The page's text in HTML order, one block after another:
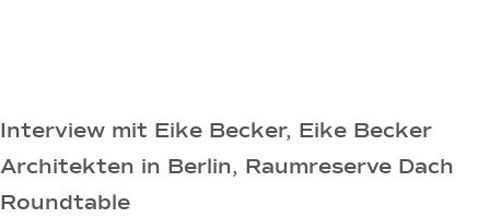
Interview mit Eike Becker, Eike Becker
Architekten in Berlin, Raumreserve Dach
Roundtable